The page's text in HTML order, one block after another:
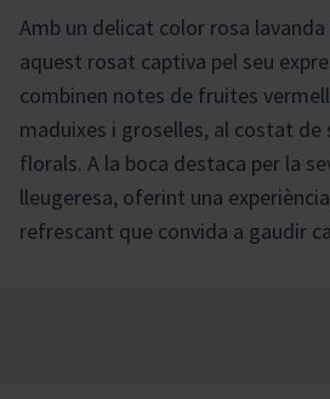
Amb un delicat color rosa lavanda
aquest rosat captiva pel seu
combinen notes de fruites
maduixes i groselles, al costat
florals. A la boca destaca per la
lleugeresa, oferint una
refrescant que convida a gaudir